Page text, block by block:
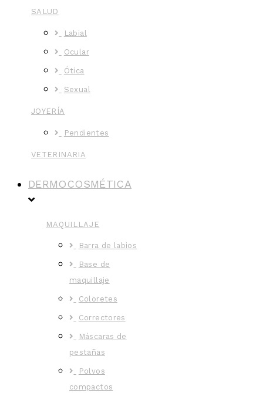
SALUD
Labial
Ocular
Ótica
Sexual
JOYERÍA
Pendientes
VETERINARIA
DERMOCOSMÉTICA
MAQUILLAJE
Barra de labios
Base de
maquillaje
Coloretes
Correctores
Máscaras de
pestañas
Polvos
compactos